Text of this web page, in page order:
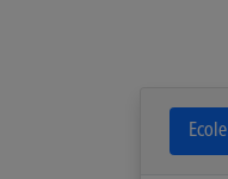
Ecole